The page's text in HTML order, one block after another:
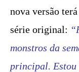
nova versão
série original:
monstros da
principal.